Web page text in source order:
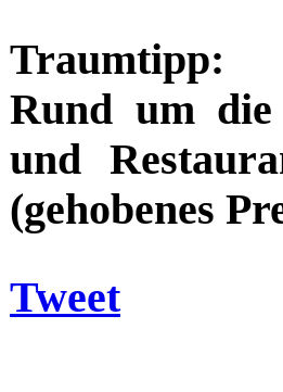
Traumtipp:
Rund um die
und
(gehobenes
Tweet